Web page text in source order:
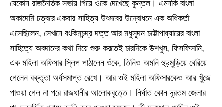
যেকোন রাজনৈতিক সভায় গিয়ে ওকে দেখেছে কুন্তল। এমনকি বাংলা
অকাদেমি চত্বরে একবার সাহিত্য উৎসবের উদ্বোধনে এক অধিকর্তা
এসেছিলেন, সেখানে বংকিমচন্দ্র দত্ত আর মধুসূদন চট্টোপাধ্যায়ের বাংলা
সাহিত্যে অবদানের কথা দিয়ে শুরু করতেই চারদিকে উশখুস, ফিসফিসানি,
এক মহিলা অফিসার স্লিপ পাঠালেন ওঁকে, তিনিও অমনি হুড়মুড়িয়ে বেরিয়ে
গেলেন বক্তৃতা অর্ধসমাপ্ত রেখে। আর ওই মহিলা অফিসারকেও আর খুঁজে
পাওয়া গেল না পরে রাজধানীর আলোকবৃত্তে। নির্ঘাত কোন দূরতম জেলার